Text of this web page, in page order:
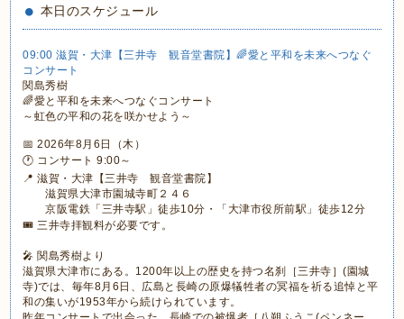
本日のスケジュール
09:00 滋賀・大津【三井寺 観音堂書院】🌈愛と平和を未来へつなぐ
コンサート
関島秀樹
🌈愛と平和を未来へつなぐコンサート
～虹色の平和の花を咲かせよう～
📅 2026年8月6日（木）
🕐 コンサート 9:00～
📍 滋賀・大津【三井寺 観音堂書院】
滋賀県大津市園城寺町２４６
京阪電鉄「三井寺駅」徒歩10分・「大津市役所前駅」徒歩12分
🎟 三井寺拝観料が必要です。
🎤 関島秀樹より
滋賀県大津市にある。1200年以上の歴史を持つ名刹［三井寺］(園城
寺)では、毎年8月6日、広島と長崎の原爆犠牲者の冥福を祈る追悼と平
和の集いが1953年から続けられています。